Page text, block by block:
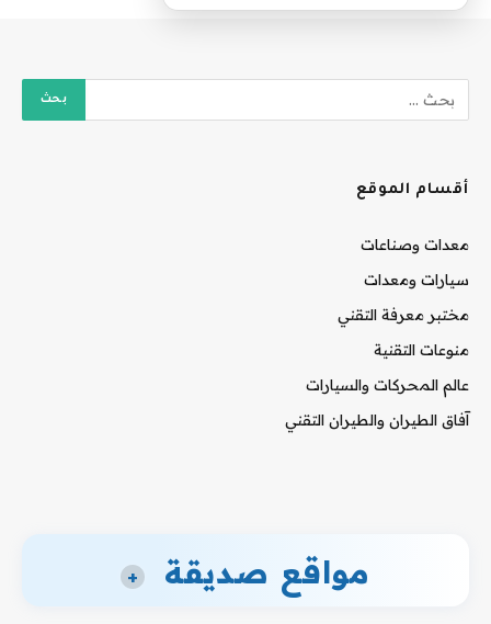
أقسام الموقع
معدات وصناعات
سيارات ومعدات
مختبر معرفة التقني
منوعات التقنية
عالم المحركات والسيارات
آفاق الطيران والطيران التقني
مواقع صديقة +